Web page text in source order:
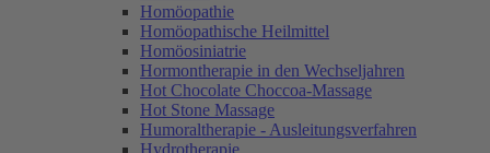
Homöopathie
Homöopathische Heilmittel
Homöosiniatrie
Hormontherapie in den Wechseljahren
Hot Chocolate Choccoa-Massage
Hot Stone Massage
Humoraltherapie - Ausleitungsverfahren
Hydrotherapie